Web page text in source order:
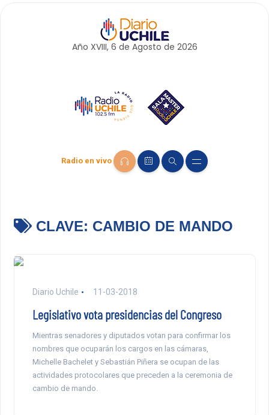
Año XVIII, 6 de Agosto de 2026
Radio en vivo
CLAVE: CAMBIO DE MANDO
Diario Uchile 11-03-2018
Legislativo vota presidencias del Congreso
Mientras senadores y diputados votan para confirmar los
nombres que ocuparán los cargos en las cámaras,
Michelle Bachelet y Sebastián Piñera se ocupan de las
actividades protocolares que preceden a la ceremonia de
cambio de mando.